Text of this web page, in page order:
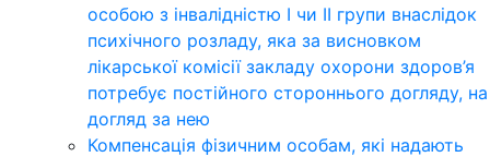
особою з інвалідністю І чи ІІ групи внаслідок
психічного розладу, яка за висновком
лікарської комісії закладу охорони здоров’я
потребує постійного стороннього догляду, на
догляд за нею
Компенсація фізичним особам, які надають